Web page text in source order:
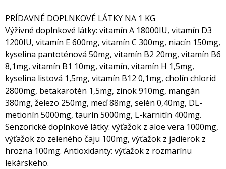
PRÍDAVNÉ DOPLNKOVÉ LÁTKY NA 1 KG
Výživné doplnkové látky: vitamín A 18000IU, vitamín D3
1200IU, vitamín E 600mg, vitamín C 300mg, niacín 150mg,
kyselina pantoténová 50mg, vitamín B2 20mg, vitamín B6
8,1mg, vitamín B1 10mg, vitamín, vitamín H 1,5mg,
kyselina listová 1,5mg, vitamín B12 0,1mg, cholín chlorid
2800mg, betakarotén 1,5mg, zinok 910mg, mangán
380mg, železo 250mg, meď 88mg, selén 0,40mg, DL-
metionín 5000mg, taurín 5000mg, L-karnitín 400mg.
Senzorické doplnkové látky: výťažok z aloe vera 1000mg,
výťažok zo zeleného čaju 100mg, výťažok z jadierok z
hrozna 100mg. Antioxidanty: výťažok z rozmarínu
lekárskeho.